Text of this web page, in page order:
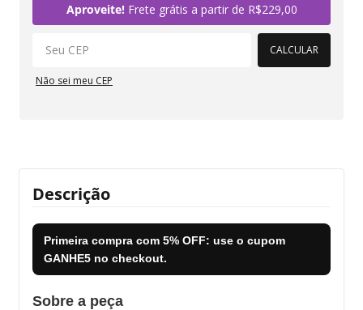
Aproveite!Frete grátis a partir de R$229,00
CALCULAR
Não sei meu CEP
Descrição
Primeira compra com 5% OFF: use o cupom
GANHE5 no checkout.
Sobre a peça